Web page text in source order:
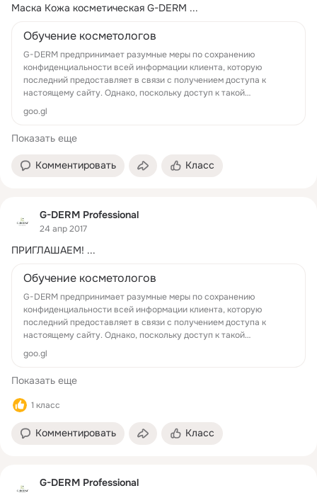
Маска Кожа косметическая G-DERM ...
Обучение косметологов
G-DERM предпринимает разумные меры по сохранению
конфиденциальности всей информации клиента, которую
последний предоставляет в связи с получением доступа к
настоящему сайту. Однако, поскольку доступ к такой
информации может быть по...
goo.gl
Показать еще
Комментировать Класс
G-DERM Professional
24 апр 2017
ПРИГЛАШАЕМ! ...
Обучение косметологов
G-DERM предпринимает разумные меры по сохранению
конфиденциальности всей информации клиента, которую
последний предоставляет в связи с получением доступа к
настоящему сайту. Однако, поскольку доступ к такой
информации может быть по...
goo.gl
Показать еще
1 класс
Комментировать Класс
G-DERM Professional